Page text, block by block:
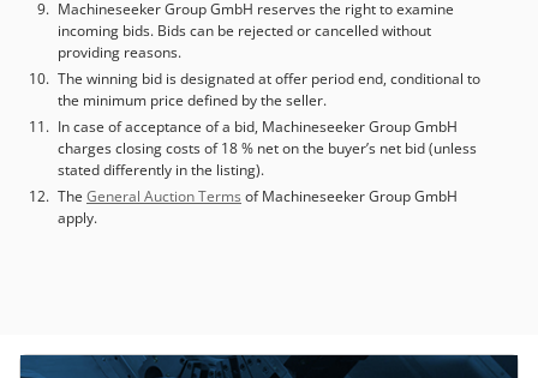
(per 22.08.25) Accessoires, afgebeelde gereedschappen en
opspansystemen zijn alleen inbegrepen indien dit expliciet
in de extra informatie is vermeld. Wijzigingen en fouten in
de technische gegevens en specificaties evenals
tussentijdse verkoop zijn voorbehouden!
Machineseeker Group GmbH reserves the right to examine
incoming bids. Bids can be rejected or cancelled without
providing reasons.
The winning bid is designated at offer period end, conditional to
the minimum price defined by the seller.
In case of acceptance of a bid, Machineseeker Group GmbH
charges closing costs of 18 % net on the buyer’s net bid (unless
stated differently in the listing).
The General Auction Terms of Machineseeker Group GmbH
apply.